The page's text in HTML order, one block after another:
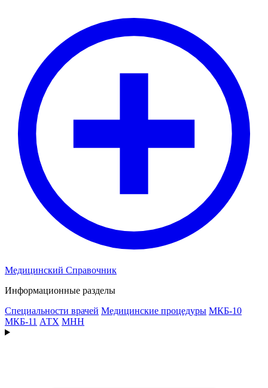
Медицинский Справочник
Информационные разделы
Специальности врачей Медицинские процедуры МКБ-10
МКБ-11 АТХ МНН